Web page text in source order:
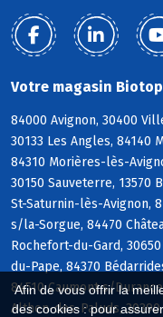
Afin de vous offrir la
des cookies : pour
Votre magasin
84000 Avignon, 30400
30133 Les Angles, 84140
84310 Morières-lès-
30150 Sauveterre, 13570
St-Saturnin-lès-Avignon,
s/la-Sorgue, 84470
Rochefort-du-Gard,
du-Pape, 84370
84510 Caumont s/
Althen-des-Paluds, 30390